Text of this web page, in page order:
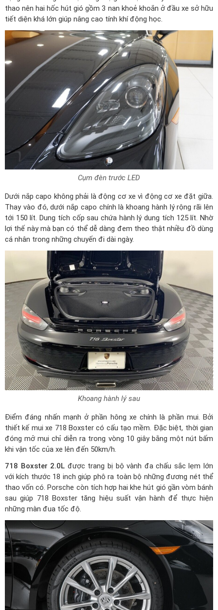
thao nên hai hốc hút gió gồm 3 nan khoẻ khoắn ở đầu xe sở hữu
tiết diện khá lớn giúp nâng cao tính khí động học.
Cụm đèn trước LED
Dưới nắp capo không phải là động cơ xe vì động cơ xe đặt giữa.
Thay vào đó, dưới nắp capo chính là khoang hành lý rộng rãi lên
tới 150 lít. Dung tích cốp sau chứa hành lý dung tích 125 lít. Nhờ
lợi thế này mà bạn có thể dễ dàng đem theo thật nhiều đồ dùng
cá nhân trong những chuyến đi dài ngày.
Khoang hành lý sau
Điểm đáng nhấn mạnh ở phần hông xe chính là phần mui. Bởi
thiết kế mui xe 718 Boxster có cấu tạo mềm. Đặc biệt, thời gian
đóng mở mui chỉ diễn ra trong vòng 10 giây bằng một nút bấm
khi vận tốc của xe lên đến 50km/h.
718 Boxster 2.0L được trang bị bộ vành đa chấu sắc lẹm lớn
với kích thước 18 inch giúp phô ra toàn bộ những đương nét thể
thao vốn có. Porsche còn tích hợp hai khe hút gió gần vòm bánh
sau giúp 718 Boxster tăng hiệu suất vận hành để thực hiện
những màn đua tốc độ.